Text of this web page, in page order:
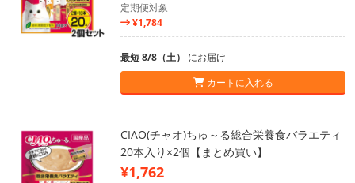
定期便対象
¥1,784
最短 8/8（土） にお届け
カートに入れる
CIAO(チャオ)ちゅ～る総合栄養食バラエティ
20本入り×2個【まとめ買い】
¥1,762